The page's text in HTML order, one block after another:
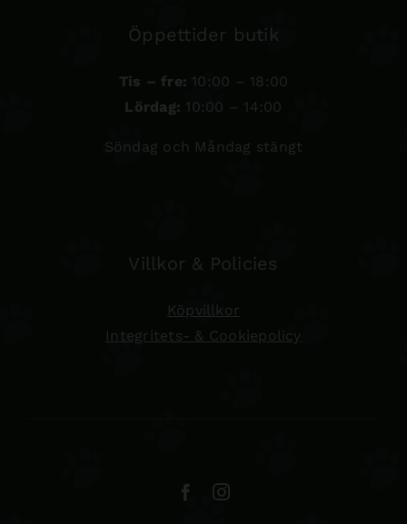
Öppettider butik
Tis – fre: 10:00 – 18:00
Lördag: 10:00 – 14:00
Söndag och Måndag stängt
Villkor & Policies
Köpvillkor
Integritets- & Cookiepolicy